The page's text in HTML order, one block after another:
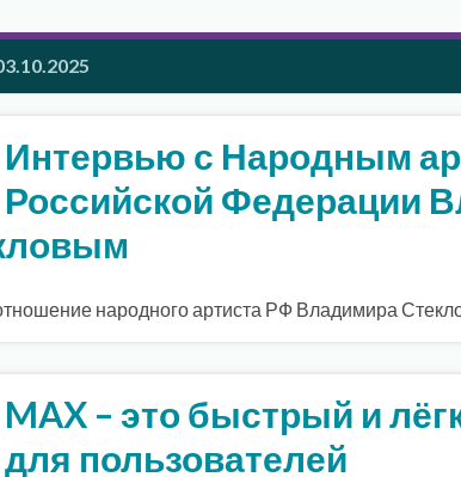
Интервью с Народным
Российской Федерации
народного артиста РФ Владимира
MAX – это быстрый и
для пользователей